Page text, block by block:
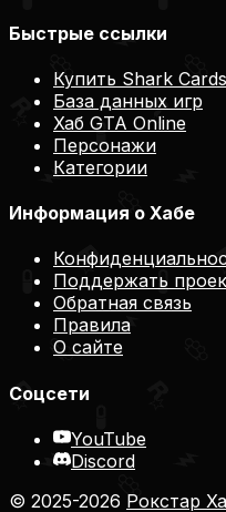
Быстрые ссылки
Купить Shark Cards
База данных игр
Хаб GTA Online
Персонажи
Категории
Информация о Хабе
Поддержать
Обратная связь
Правила
О сайте
Соцсети
YouTube
Discord
© 2025-2026 Рокстар